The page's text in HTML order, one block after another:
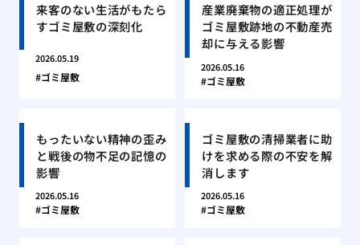
来客のない生活がもたら
すゴミ屋敷の深刻化
2026.05.19
ゴミ屋敷
産業廃棄物の適正処理が
ゴミ屋敷跡地の不動産売
却に与える影響
2026.05.16
ゴミ屋敷
もったいない精神の歪み
と戦後の物不足の記憶の
影響
2026.05.16
ゴミ屋敷
ゴミ屋敷の清掃業者に助
けを求める際の不安を解
消します
2026.05.16
ゴミ屋敷